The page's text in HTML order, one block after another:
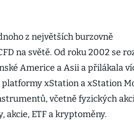
z největších burzovně
na světě. Od roku 2002 se
Americe a Asii a přilákala
xStation a xStation
včetně fyzických
akcie, ETF a kryptoměny.